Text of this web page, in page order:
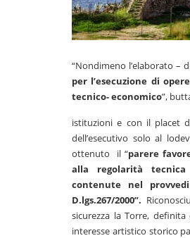
“Nondimeno l’elaborato –
per l’esecuzione di
tecnico- economico”,
istituzioni e con il placet
dell’esecutivo solo al
ottenuto il “parere
alla regolarità
contenute nel
D.lgs.267/2000”.
sicurezza la Torre,
interesse artistico storico